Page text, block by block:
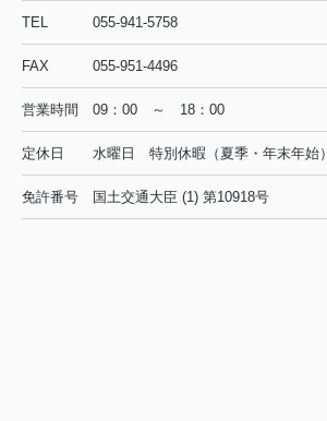
TEL 055-941-5758
FAX 055-951-4496
営業時間 09：00 ～ 18：00
定休日 水曜日 特別休暇（夏季・年末年始）
免許番号 国土交通大臣 (1) 第10918号